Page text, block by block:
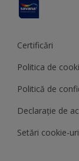
Hammerite
Certificări
Politica de
Politică de
Declarație de
Setări cookie-uri